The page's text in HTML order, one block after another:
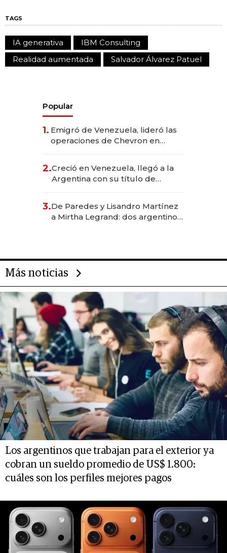
TAGS
IA generativa
IBM Consulting
Realidad aumentada
Salvador Álvarez Patuel
Popular
1. Emigró de Venezuela, lideró las
operaciones de Chevron en
2.Creció en Venezuela, llegó a la
Argentina con su título de
las marcas "fast premium"
3.De Paredes y Lisandro Martínez
a Mirtha Legrand: dos argentinos
Más noticias
Los argentinos que trabajan para el exterior ya
cobran un sueldo promedio de US$ 1.800:
cuáles son los perfiles mejores pagos